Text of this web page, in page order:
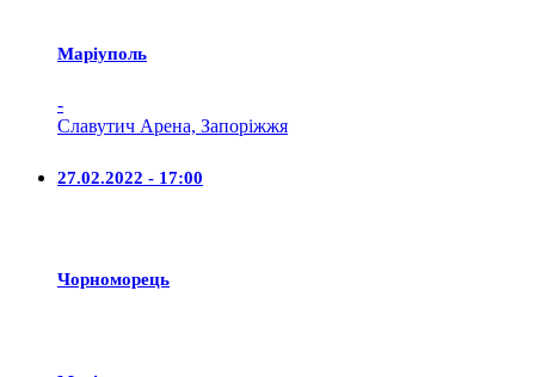
Маріуполь
-
Славутич Арена, Запоріжжя
27.02.2022 - 17:00
Чорноморець